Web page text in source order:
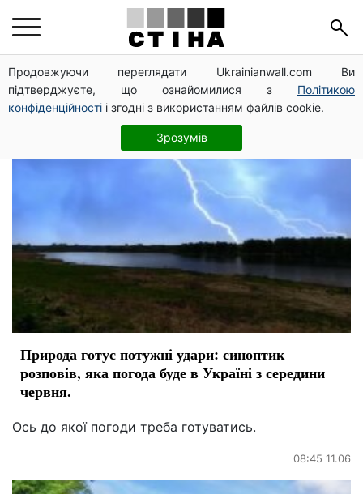
Продовжуючи переглядати Ukrainianwall.com Ви
підтверджуєте, що ознайомилися з Політикою
конфіденційності і згодні з використанням файлів cookie.
Зрозумів
погода літом
Природа готує потужні удари: синоптик
розповів, яка погода буде в Україні з середини
червня.
Ось до якої погоди треба готуватись.
08:45 11.06